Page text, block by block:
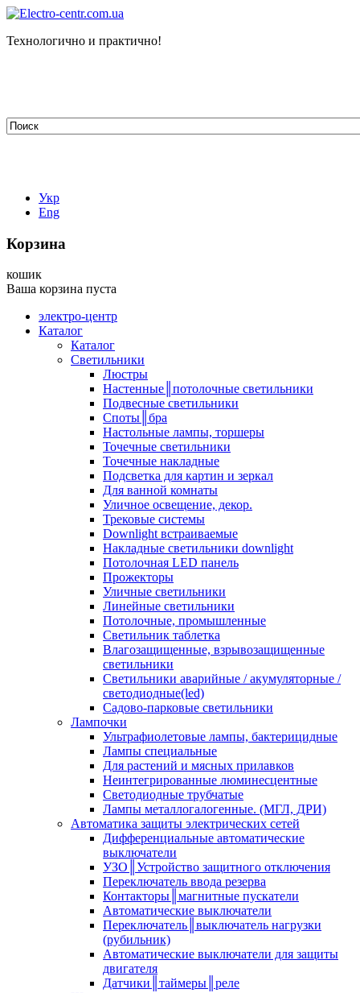
Технологично и практично!
Укр
Eng
Корзина
кошик
Ваша корзина пуста
электро-центр
Каталог
Каталог
Светильники
Люстры
Настенные║потолочные светильники
Подвесные светильники
Споты║бра
Настольные лампы, торшеры
Точечные светильники
Точечные накладные
Подсветка для картин и зеркал
Для ванной комнаты
Уличное освещение, декор.
Трековые системы
Downlight встраиваемые
Накладные светильники downlight
Потолочная LED панель
Прожекторы
Уличные светильники
Линейные светильники
Потолочные, промышленные
Светильник таблетка
Влагозащищенные, взрывозащищенные
светильники
Светильники аварийные / акумуляторные /
светодиодные(led)
Садово-парковые светильники
Лампочки
Ультрафиолетовые лампы, бактерицидные
Лампы специальные
Для растений и мясных прилавков
Неинтегрированные люминесцентные
Светодиодные трубчатые
Лампы металлогалогенные. (МГЛ, ДРИ)
Автоматика защиты электрических сетей
Дифференциальные автоматические
выключатели
УЗО║Устройство защитного отключения
Переключатель ввода резерва
Контакторы║магнитные пускатели
Автоматические выключатели
Переключатель║выключатель нагрузки
(рубильник)
Автоматические выключатели для защиты
двигателя
Датчики║таймеры║реле